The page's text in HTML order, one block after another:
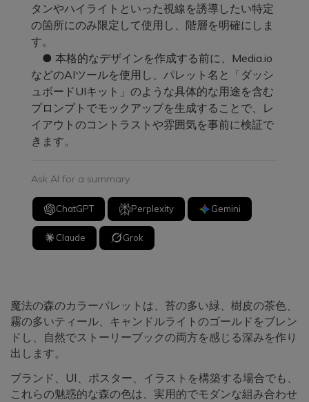
タンやハイライトといった視線を誘導したい特定
の箇所にのみ限定して使用し、階層を明確にしま
す。
● 本格的なデザインを作成する前に、Media.io
などのAIツールを使用し、パレット名と「ダッシ
ュボードUIキット」のような具体的な用途を含む
プロンプトでモックアップを生成することで、レ
イアウトのコントラストや雰囲気を事前に検証で
きます。
Ask AI for a summary
ChatGPT Perplexity Gemini
Claude Grok
魔法の森のカラーパレットは、苔の多い緑、樹皮の茶色、
霧の多いティール、キャンドルライトのゴールドをブレン
ドし、自然でストーリーブックの両方を感じる深みを作り
出します。
ブランド、UI、ポスター、イラストを構築する場合でも、
これらの魅惑的な森の色は、実用的でモダンな組み合わせ